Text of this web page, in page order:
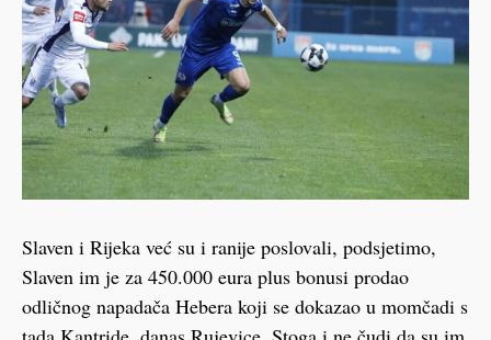
Slaven i Rijeka već su i ranije poslovali, podsjetimo,
Slaven im je za 450.000 eura plus bonusi prodao
odličnog napadača Hebera koji se dokazao u momčadi s